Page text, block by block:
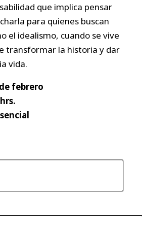
que implica pensar
para quienes buscan
el idealismo, cuando se vive
transformar la historia y dar
vida.
febrero